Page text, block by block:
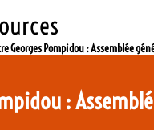
Georges Pompidou : Assemblée
: